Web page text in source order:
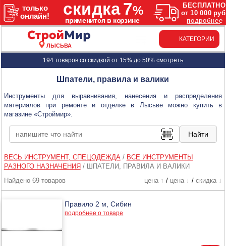
ЛЫСЬВА
КАТЕГОРИИ
194 товаров со скидкой от 15% до 50% смотреть
Шпатели, правила и валики
Инструменты для выравнивания, нанесения и распределения
материалов при ремонте и отделке в Лысьве можно купить в
магазине «Строймир».
ВЕСЬ ИНСТРУМЕНТ, СПЕЦОДЕЖДА/ ВСЕ ИНСТРУМЕНТЫ
РАЗНОГО НАЗНАЧЕНИЯ /
ШПАТЕЛИ, ПРАВИЛА И ВАЛИКИ
Найдено 69 товаров
цена ↑ / цена ↓ / скидка ↓
Правило 2 м, Сибин
подробнее о товаре